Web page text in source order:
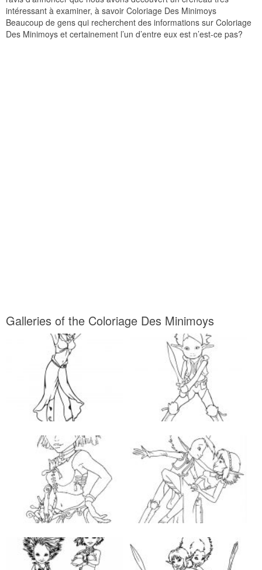
intéressant à examiner, à savoir Coloriage Des Minimoys
Beaucoup de gens qui recherchent des informations sur Coloriage
Des Minimoys et certainement l’un d’entre eux est n’est-ce pas?
Galleries of the Coloriage Des Minimoys